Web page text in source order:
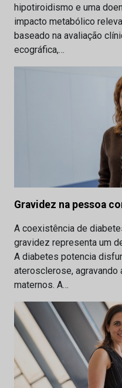
hipotiroidismo e uma
impacto metabólico
baseado na avaliação
ecográfica,…
Gravidez na pessoa
A coexistência de
gravidez representa um
A diabetes potencia
aterosclerose,
maternos. A…